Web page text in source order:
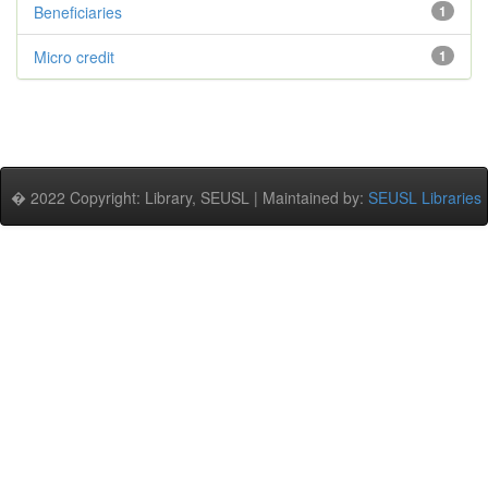
1
Beneficiaries
1
Micro credit
� 2022 Copyright: Library, SEUSL | Maintained by: SEUSL Libraries